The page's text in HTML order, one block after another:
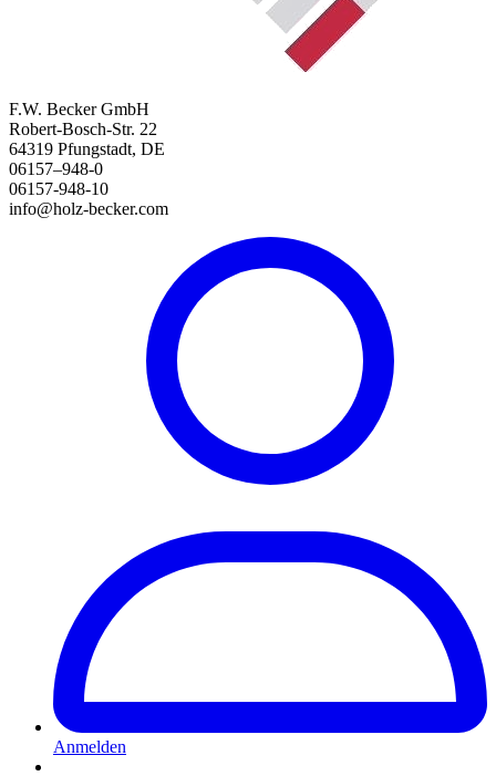
F.W. Becker GmbH
Robert-Bosch-Str. 22
64319 Pfungstadt, DE
06157–948-0
06157-948-10
info@holz-becker.com
Anmelden